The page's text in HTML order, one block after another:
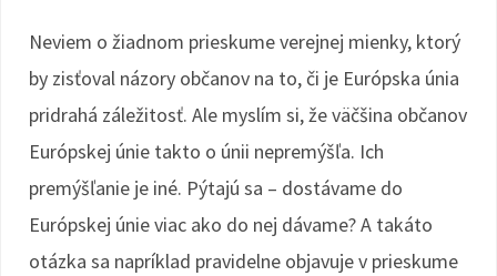
Neviem o žiadnom prieskume verejnej mienky, ktorý
by zisťoval názory občanov na to, či je Európska únia
pridrahá záležitosť. Ale myslím si, že väčšina občanov
Európskej únie takto o únii nepremýšľa. Ich
premýšľanie je iné. Pýtajú sa – dostávame do
Európskej únie viac ako do nej dávame? A takáto
otázka sa napríklad pravidelne objavuje v prieskume